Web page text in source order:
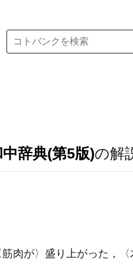
辞典(第5版)の解
肉が〉盛り上がった，